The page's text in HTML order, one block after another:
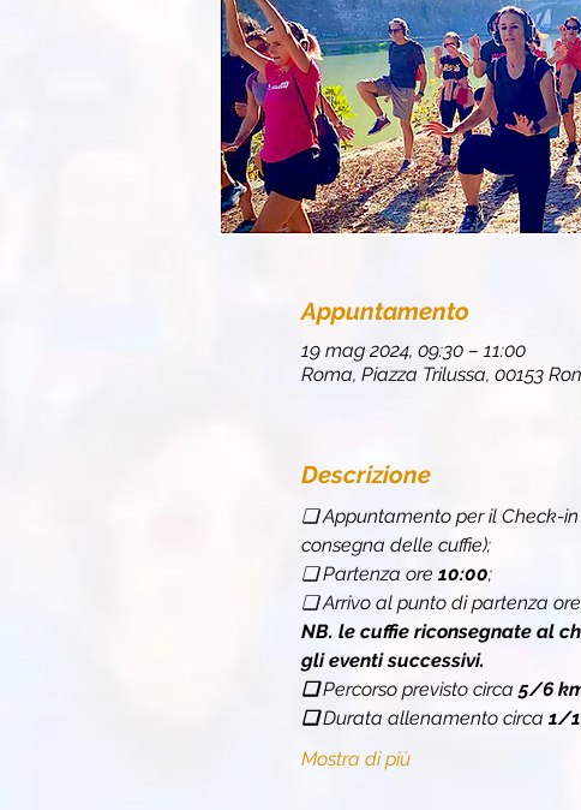
Appuntamento
19 mag 2024, 09:30 – 11:00
Roma, Piazza Trilussa, 00153
Descrizione
❏ Appuntamento per il Check-
consegna delle cuffie);
❏ Partenza ore 10:00;
❏ Arrivo al punto di partenza ore
NB. le cuffie riconsegnate al
gli eventi successivi.
❏ Percorso previsto circa 5/6
❏ Durata allenamento circa 1/
Mostra di più